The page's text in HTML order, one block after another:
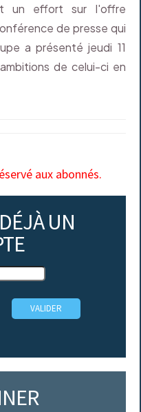
un effort sur l'offre
de presse qui
a présenté jeudi 11
de celui-ci en
aux abonnés.
DÉJÀ UN